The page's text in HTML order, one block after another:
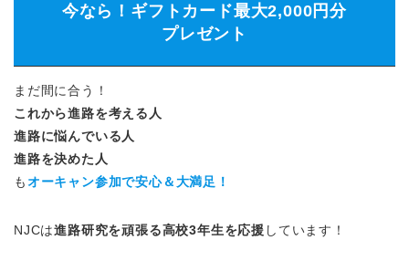
今なら！ギフトカード最大2,000円分
プレゼント
まだ間に合う！
これから進路を考える人
進路に悩んでいる人
進路を決めた人
もオーキャン参加で安心＆大満足！
NJCは進路研究を頑張る高校3年生を応援 しています！